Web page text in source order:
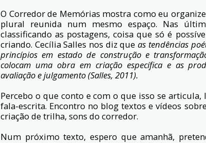
O Corredor de Memórias mostra como eu
plural reunida num mesmo espaço. Nas
classificando as postagens, coisa que só é
criando. Cecília Salles nos diz queas tendências
princípios em estado de construção e
colocam uma obra em criação específica e as
avaliação e julgamento (Salles, 2011).
Percebo o que conto e com o que isso se
fala-escrita. Encontro no blog textos e vídeos
criação de trilha, sons do corredor.
Num próximo texto, espero que amanhã,